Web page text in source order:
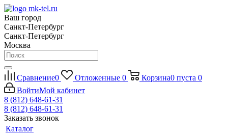
Ваш город
Санкт-Петербург
Санкт-Петербург
Москва
Сравнение0 Отложенные 0 Корзина0 пуста 0
ВойтиМой кабинет
8 (812) 648-61-31
8 (812) 648-61-31
Заказать звонок
Каталог